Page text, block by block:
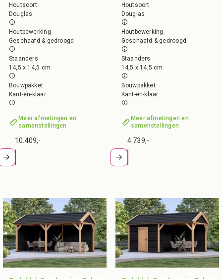
Houtsoort
Douglas
Houtbewerking
Geschaafd & gedroogd
Staanders
14,5 x 14,5 cm
Bouwpakket
Kant-en-klaar
Meer afmetingen en
samenstellingen
10.409,-
Houtsoort
Douglas
Houtbewerking
Geschaafd & gedroogd
Staanders
14,5 x 14,5 cm
Bouwpakket
Kant-en-klaar
Meer afmetingen en
samenstellingen
4.739,-